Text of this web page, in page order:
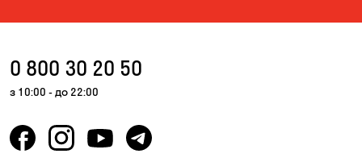
0 800 30 20 50
з 10:00 - до 22:00